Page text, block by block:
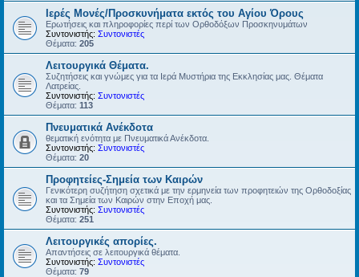
Ιερές Μονές/Προσκυνήματα εκτός του Αγίου Όρους
Ερωτήσεις και πληροφορίες περί των Ορθοδόξων Προσκηνυμάτων
Συντονιστής: Συντονιστές
Θέματα: 205
Λειτουργικά Θέματα.
Συζητήσεις και γνώμες για τα Ιερά Μυστήρια της Εκκλησίας μας. Θέματα
Λατρείας.
Συντονιστής: Συντονιστές
Θέματα: 113
Πνευματικά Ανέκδοτα
θεματική ενότητα με Πνευματικά Ανέκδοτα.
Συντονιστής: Συντονιστές
Θέματα: 20
Προφητείες-Σημεία των Καιρών
Γενικότερη συζήτηση σχετικά με την ερμηνεία των προφητειών της Ορθοδοξίας
και τα Σημεία των Καιρών στην Εποχή μας.
Συντονιστής: Συντονιστές
Θέματα: 251
Λειτουργικές απορίες.
Απαντήσεις σε λειτουργικά θέματα.
Συντονιστής: Συντονιστές
Θέματα: 79